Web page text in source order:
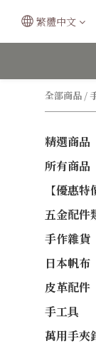
繁體中文
全部商品 /
精選商品
所有商品
【優惠特
五金配件
手作雜貨
日本帆布
皮革配件
手工具
萬用手夾